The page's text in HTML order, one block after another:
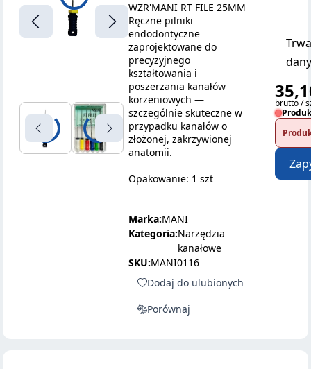
WZR'MANI RT FILE 25MM
Ręczne pilniki
endodontyczne
zaprojektowane do
precyzyjnego
kształtowania i
poszerzania kanałów
korzeniowych —
szczególnie skuteczne w
przypadku kanałów o
złożonej, zakrzywionej
anatomii.
Opakowanie: 1 szt
Marka:MANI
Kategoria:Narzędzia
kanałowe
SKU:MANI0116
Dodaj do ulubionych
Porównaj
brutto /